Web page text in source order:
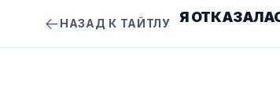
НАЗАД К ТАЙТЛУ Я